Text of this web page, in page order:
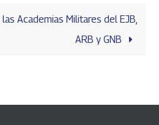
Academias Militares del EJB,
ARB y GNB